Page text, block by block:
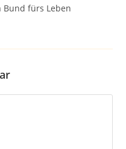
Bund fürs Leben